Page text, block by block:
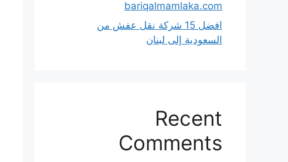
bariqalmamlaka.com
افضل 15 شركة نقل عفش من
السعودية إلى لبنان
Recent
Comments